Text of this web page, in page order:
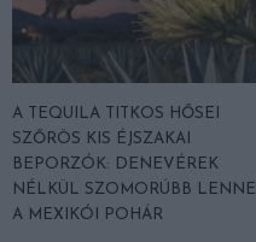
A TEQUILA TITKOS HŐSEI
SZŐRÖS KIS ÉJSZAKAI
BEPORZÓK: DENEVÉREK
NÉLKÜL SZOMORÚBB LENNE
A MEXIKÓI POHÁR